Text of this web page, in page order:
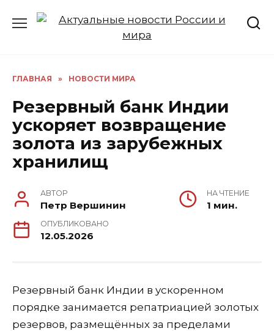
ГЛАВНАЯ » НОВОСТИ МИРА
Резервный банк Индии
ускоряет возвращение
золота из зарубежных
хранилищ
АВТОР
Петр Вершинин
НА ЧТЕНИЕ
1 мин.
ОПУБЛИКОВАНО
12.05.2026
Резервный банк Индии в ускоренном
порядке занимается репатриацией золотых
резервов, размещённых за пределами